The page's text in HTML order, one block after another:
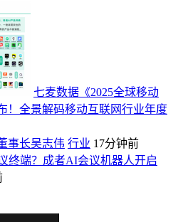
七麦数据《2025全球移动
！全景解码移动互联网行业年度
事长吴志伟 行业 17分钟前
终端？成者AI会议机器人开启